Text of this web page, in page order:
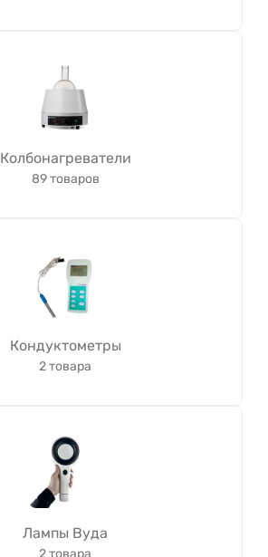
Колбонагреватели
89 товаров
Кондуктометры
2 товара
Лампы Вуда
2 товара